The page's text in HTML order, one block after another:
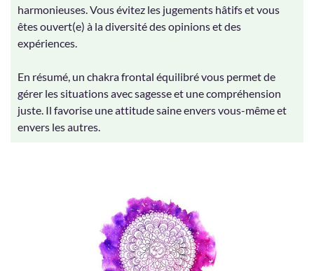
harmonieuses. Vous évitez les jugements hâtifs et vous
êtes ouvert(e) à la diversité des opinions et des
expériences.
En résumé, un chakra frontal équilibré vous permet de
gérer les situations avec sagesse et une compréhension
juste. Il favorise une attitude saine envers vous-même et
envers les autres.